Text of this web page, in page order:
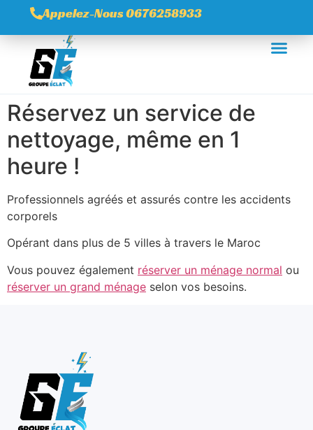
Appelez-Nous 0676258933
Réservez un service de
nettoyage, même en 1
heure !
Professionnels agréés et assurés contre les accidents
corporels
Opérant dans plus de 5 villes à travers le Maroc
Vous pouvez également réserver un ménage normal ou
réserver un grand ménage selon vos besoins.